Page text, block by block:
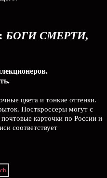
БОГИ СМЕРТИ,
цвета и тонкие оттенки.
Посткроссеры могут с
карточки по России и
соответствует